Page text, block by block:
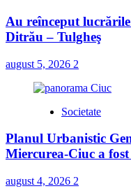
Au reînceput
Ditrău – Tulgheş
august 5, 2026 2
Societate
Planul Urbanistic
Miercurea-Ciuc a
august 4, 2026 2